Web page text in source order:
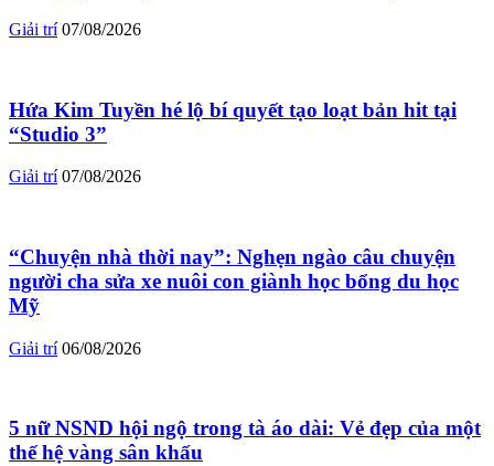
Giải trí 07/08/2026
Hứa Kim Tuyền hé lộ bí quyết tạo loạt bản hit tại
“Studio 3”
Giải trí 07/08/2026
“Chuyện nhà thời nay”: Nghẹn ngào câu chuyện
người cha sửa xe nuôi con giành học bổng du học
Mỹ
Giải trí 06/08/2026
5 nữ NSND hội ngộ trong tà áo dài: Vẻ đẹp của một
thế hệ vàng sân khấu